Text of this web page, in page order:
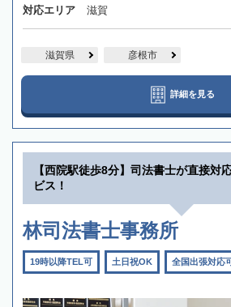
対応エリア 滋賀
滋賀県 彦根市
詳細を見る
【西院駅徒歩8分】司法書士が直接対
ビス！
林司法書士事務所
19時以降TEL可 土日祝OK 全国出張対応